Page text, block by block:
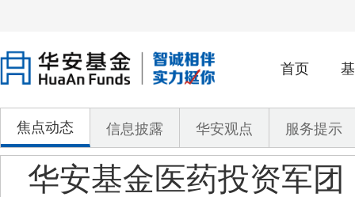
首页
焦点动态 信息披露 华安观点 服务提示
华安基金医药投资军